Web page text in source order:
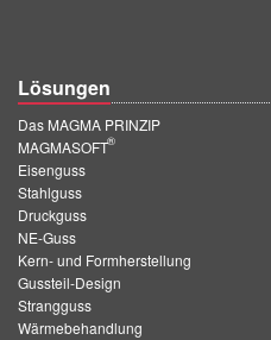
Lösungen
Das MAGMA PRINZIP
MAGMASOFT
®
Eisenguss
Stahlguss
Druckguss
NE-Guss
Kern- und Formherstellung
Gussteil-Design
Strangguss
Wärmebehandlung